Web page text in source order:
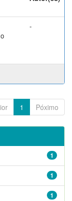
-
1 Póximo
1
1
1